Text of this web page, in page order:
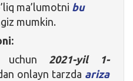
ma’lumotni bu
mumkin.
uchun 2021-yil 1-
onlayn tarzda ariza